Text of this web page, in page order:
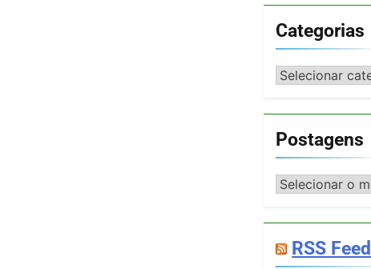
Categorias
Categorias
Postagens
Postagens
RSS Feed